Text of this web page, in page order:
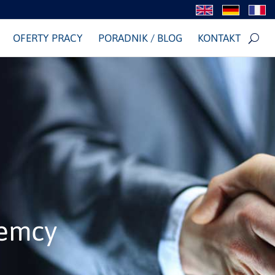
OFERTY PRACY PORADNIK / BLOG KONTAKT